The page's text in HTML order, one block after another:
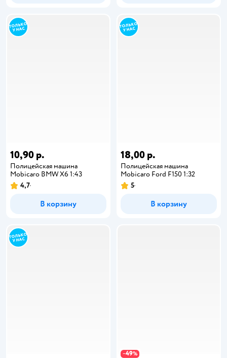
10,90 р.
Полицейская машина
Mobicaro BMW X6 1:43
4,7
В корзину
18,00 р.
Полицейская машина
Mobicaro Ford F150 1:32
5
В корзину
−49%